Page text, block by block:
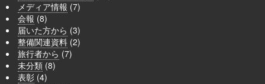
メディア情報 (7)
会報 (8)
届いた方から (3)
整備関連資料 (2)
旅行者から (7)
未分類 (8)
表彰 (4)